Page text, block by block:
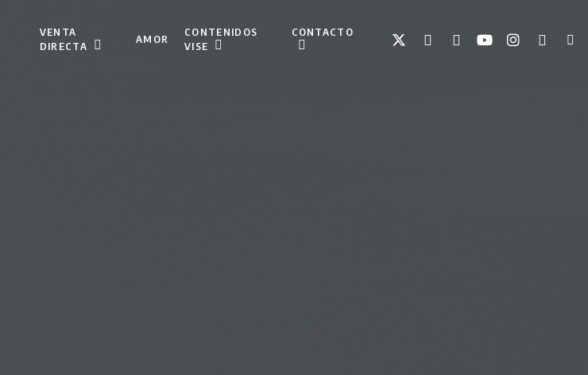
VENTA
DIRECTA
AMOR
CONTENIDOS
VISE
CONTACTO TWITTERFACEBOOKLINKEDINYOUTUBEINSTAGRAM
SPOTIFY